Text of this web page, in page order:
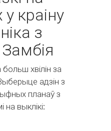
краіну
з
Замбія
хвілін за
адзін з
планаў з
на выклікі: